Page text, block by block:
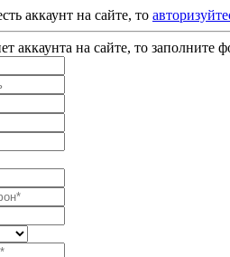
аккаунт на сайте, то
аккаунта на сайте, то заполните